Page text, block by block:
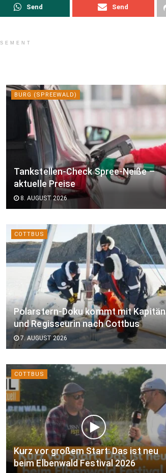
Send Send
BURG (SPREEWALD)
Tankstellen-Check Spree-Neiße –
aktuelle Preise
8. AUGUST 2026
COTTBUS
Polarstern-Doku kommt mit Kapitän
und Regisseurin nach Cottbus
7. AUGUST 2026
COTTBUS
Kurz vor großem Start: Das ist neu
beim Elbenwald Festival 2026